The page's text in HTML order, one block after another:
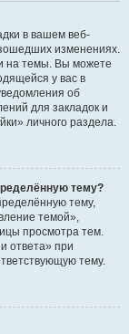
в вашем веб-
изменениях.
на темы. Вы можете
у вас в
об
для закладок и
личного раздела.
тему?
тему,
темой»,
просмотра тем.
ответа» при
тему.